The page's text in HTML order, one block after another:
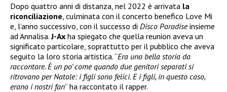
Dopo quattro anni di distanza, nel 2022 è arrivata la
riconciliazione , culminata con il concerto benefico Love Mi
e, l’anno successivo, con il successo di Disco Paradiseinsieme
ad Annalisa.J-Ax ha spiegato che quella reunion aveva un
significato particolare, soprattutto per il pubblico che aveva
seguito la loro storia artistica. “Era una bella storia da
raccontare. È un po’ come quando due genitori separati si
ritrovano per Natale: i figli sono felici. E i figli, in questo caso,
erano i nostri fan” ha raccontato il rapper.